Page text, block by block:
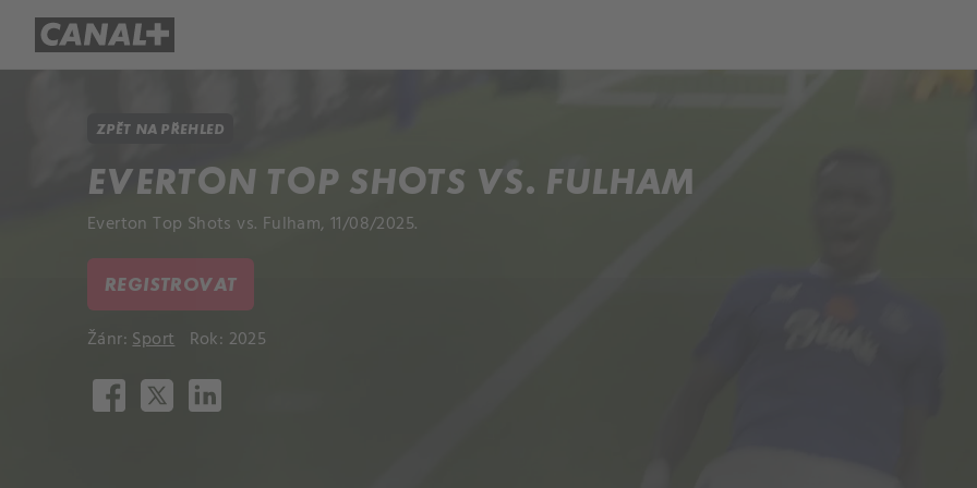
ZPĚT NA PŘEHLED
EVERTON TOP SHOTS VS. FULHAM
Everton Top Shots vs. Fulham, 11/08/2025.
REGISTROVAT
Žánr:Sport Rok: 2025